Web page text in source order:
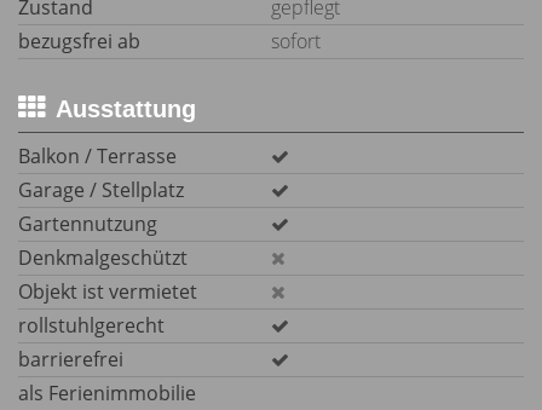
Zustand
gepflegt
bezugsfrei ab
sofort
Ausstattung
Balkon / Terrasse
Garage / Stellplatz
Gartennutzung
Denkmalgeschützt
Objekt ist vermietet
rollstuhlgerecht
barrierefrei
als Ferienimmobilie